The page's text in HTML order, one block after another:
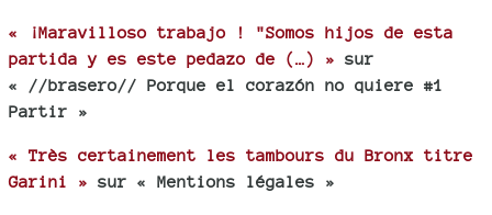
« ¡Maravilloso trabajo ! "Somos hijos de esta
partida y es este pedazo de (…) » sur
« //brasero// Porque el corazón no quiere #1
Partir »
« Très certainement les tambours du Bronx titre
Garini » sur « Mentions légales »